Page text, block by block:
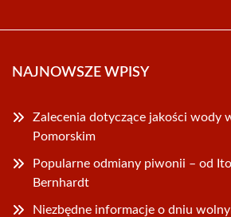
NAJNOWSZE WPISY
Zalecenia dotyczące jakości wody
Pomorskim
Popularne odmiany piwonii – od
Bernhardt
Niezbędne informacje o dniu